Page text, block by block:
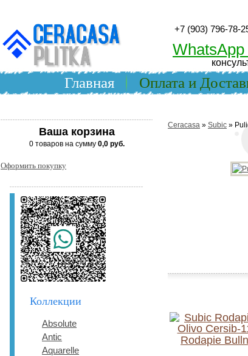
+7 (903) 796-78-
Главная Оплата и
Ваша корзина
0 товаров на сумму 0,0 руб.
Оформить покупку
Коллекции
Absolute
Antic
Aquarelle
Ceracasa » Subic »
Rodapie